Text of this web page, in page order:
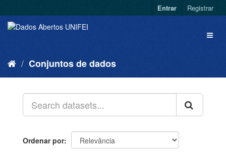
Entrar Registrar
Conjuntos de dados
Ordenar por